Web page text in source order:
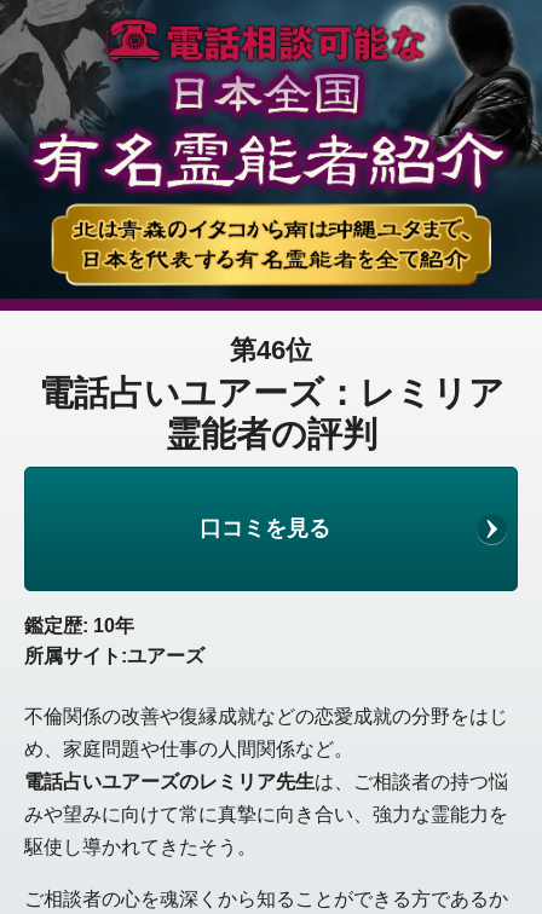
第46位
電話占いユアーズ：レミリア
霊能者の評判
口コミを見る
鑑定歴: 10年
所属サイト:ユアーズ
不倫関係の改善や復縁成就などの恋愛成就の分野をはじ
め、家庭問題や仕事の人間関係など。
電話占いユアーズのレミリア先生は、ご相談者の持つ悩
みや望みに向けて常に真摯に向き合い、強力な霊能力を
駆使し導かれてきたそう。
ご相談者の心を魂深くから知ることができる方であるか